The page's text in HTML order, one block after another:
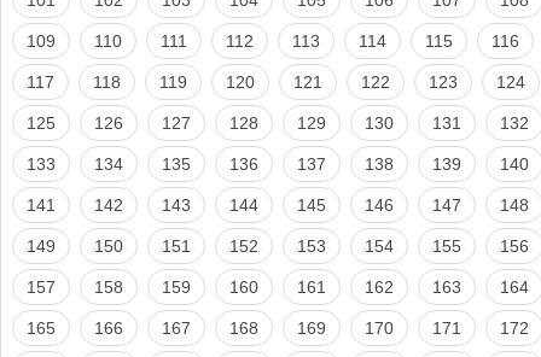
109 110 111 112 113 114 115 116
117 118 119 120 121 122 123 124
125 126 127 128 129 130 131 132
133 134 135 136 137 138 139 140
141 142 143 144 145 146 147 148
149 150 151 152 153 154 155 156
157 158 159 160 161 162 163 164
165 166 167 168 169 170 171 172